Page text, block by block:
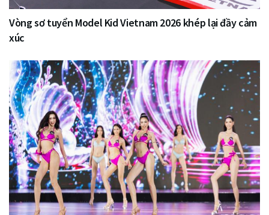
Vòng sơ tuyển Model Kid Vietnam 2026 khép lại đầy cảm
xúc